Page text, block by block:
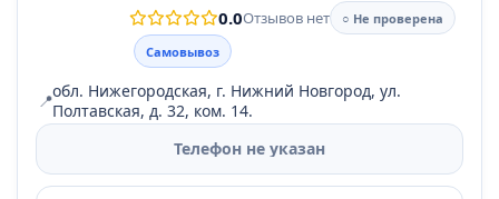
0.0Отзывов нет
○ Не проверена
Самовывоз
📍обл. Нижегородская, г. Нижний Новгород, ул.
Полтавская, д. 32, ком. 14.
Телефон не указан